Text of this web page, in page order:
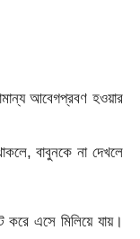
আবেগপ্রবণ হওয়ার
বাবুনকে না দেখলে
করে এসে মিলিয়ে যায়।